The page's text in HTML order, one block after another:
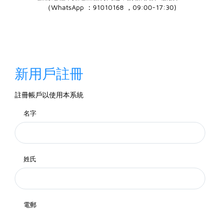
（WhatsApp ：91010168 ，09:00-17:30)
新用戶註冊
註冊帳戶以使用本系統
名字
姓氏
電郵